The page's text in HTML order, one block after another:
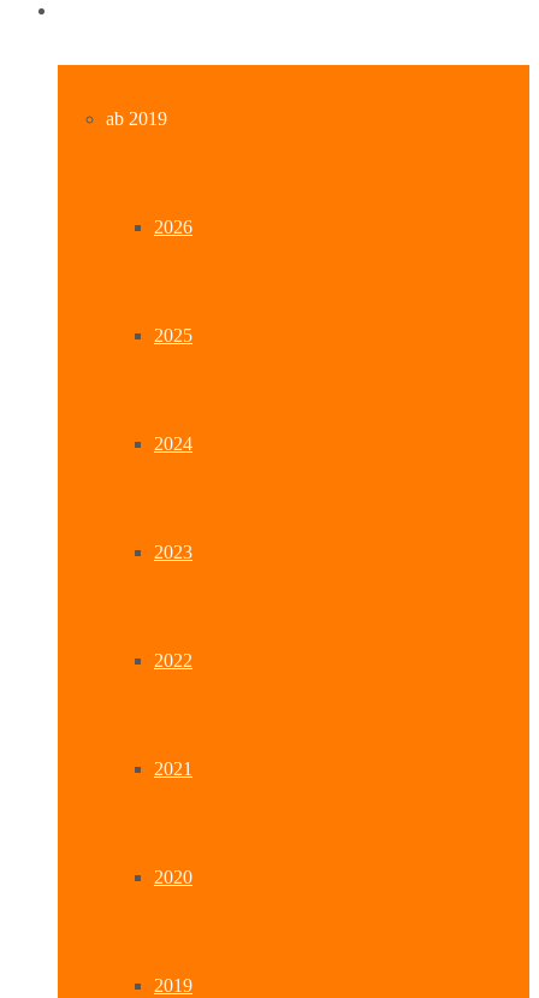
ab 2019
2026
2025
2024
2023
2022
2021
2020
2019